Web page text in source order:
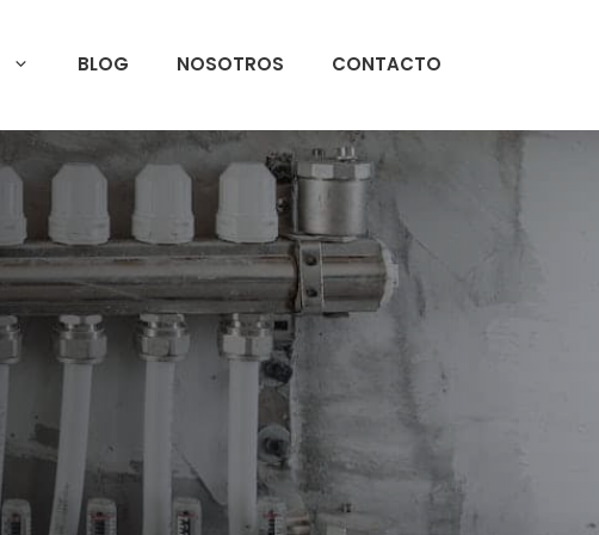
BLOG NOSOTROS CONTACTO